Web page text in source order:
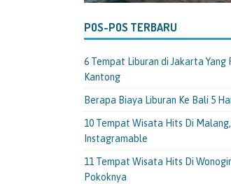
POS-POS TERBARU
6 Tempat Liburan di Jakarta Yang
Kantong
Berapa Biaya Liburan Ke Bali 5
10 Tempat Wisata Hits Di
Instagramable
11 Tempat Wisata Hits Di
Pokoknya